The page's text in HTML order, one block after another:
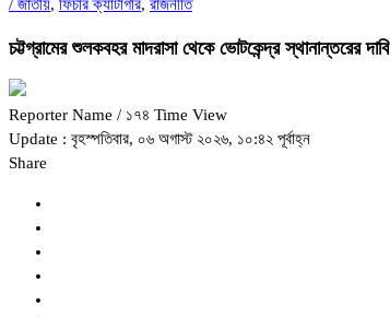
/ জাতীয়, ফিচার ক্যাটাগরি, রাজনীতি
চট্টগ্রামের শুলকবহর মাদরাসা থেকে ভোটকেন্দ্র স্থানান্তরের দাবি
Reporter Name / ১৭৪ Time View
Update : বৃহস্পতিবার, ০৬ অগাস্ট ২০২৬, ১০:৪২ পূর্বাহ্ন
Share